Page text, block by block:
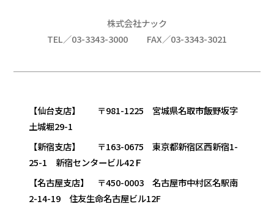
株式会社ナック
TEL／03-3343-3000
FAX／03-3343-3021
【仙台支店】 〒981-1225 宮城県名取市飯野坂字
土城堀29-1
【新宿支店】 〒163-0675 東京都新宿区西新宿1-
25-1 新宿センタービル42Ｆ
【名古屋支店】 〒450-0003 名古屋市中村区名駅南
2-14-19 住友生命名古屋ビル12F